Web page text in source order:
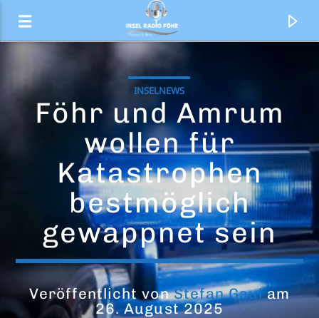
Aktueller Titel
Die aktuellen Nachrichten
Inselradio Föhr
INSELNEWS
Föhr und Amrum
wollen für
Katastrophen
bestmöglich
gewappnet sein
Veröffentlicht vonStefan Gaulam
26. August 2025